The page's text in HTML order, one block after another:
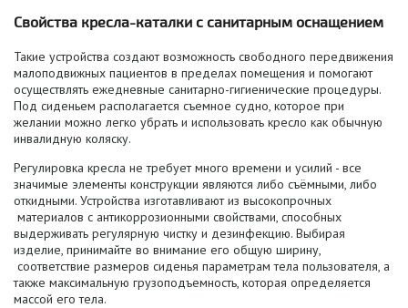
Свойства кресла-каталки с санитарным оснащением
Такие устройства создают возможность свободного передвижения
малоподвижных пациентов в пределах помещения и помогают
осуществлять ежедневные санитарно-гигиенические процедуры.
Под сиденьем располагается съемное судно, которое при
желании можно легко убрать и использовать кресло как обычную
инвалидную коляску.
Регулировка кресла не требует много времени и усилий - все
значимые элементы конструкции являются либо съёмными, либо
откидными. Устройства изготавливают из высокопрочных
материалов с антикоррозионными свойствами, способных
выдерживать регулярную чистку и дезинфекцию. Выбирая
изделие, принимайте во внимание его общую ширину,
соответствие размеров сиденья параметрам тела пользователя, а
также максимальную грузоподъемность, которая определяется
массой его тела.